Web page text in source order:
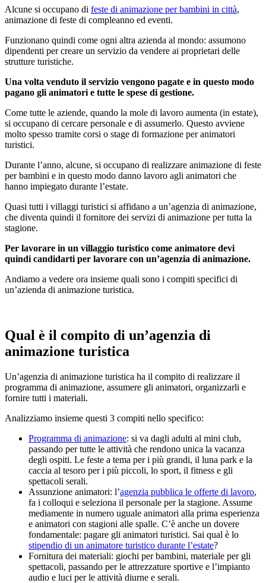
Alcune si occupano di feste di animazione per bambini in città,
animazione di feste di compleanno ed eventi.
Funzionano quindi come ogni altra azienda al mondo: assumono
dipendenti per creare un servizio da vendere ai proprietari delle
strutture turistiche.
Una volta venduto il servizio vengono pagate e in questo modo
pagano gli animatori e tutte le spese di gestione.
Come tutte le aziende, quando la mole di lavoro aumenta (in estate),
si occupano di cercare personale e di assumerlo. Questo avviene
molto spesso tramite corsi o stage di formazione per animatori
turistici.
Durante l’anno, alcune, si occupano di realizzare animazione di feste
per bambini e in questo modo danno lavoro agli animatori che
hanno impiegato durante l’estate.
Quasi tutti i villaggi turistici si affidano a un’agenzia di animazione,
che diventa quindi il fornitore dei servizi di animazione per tutta la
stagione.
Per lavorare in un villaggio turistico come animatore devi
quindi candidarti per lavorare con un’agenzia di animazione.
Andiamo a vedere ora insieme quali sono i compiti specifici di
un’azienda di animazione turistica.
Qual è il compito di un’agenzia di
animazione turistica
Un’agenzia di animazione turistica ha il compito di realizzare il
programma di animazione, assumere gli animatori, organizzarli e
fornire tutti i materiali.
Analizziamo insieme questi 3 compiti nello specifico:
Programma di animazione: si va dagli adulti al mini club,
passando per tutte le attività che rendono unica la vacanza
degli ospiti. Le feste a tema per i più grandi, il luna park e la
caccia al tesoro per i più piccoli, lo sport, il fitness e gli
spettacoli serali.
Assunzione animatori: l’agenzia pubblica le offerte di lavoro,
fa i colloqui e seleziona il personale per la stagione. Assume
mediamente in numero uguale animatori alla prima esperienza
e animatori con stagioni alle spalle. C’è anche un dovere
fondamentale: pagare gli animatori turistici. Sai qual è lo
stipendio di un animatore turistico durante l’estate?
Fornitura dei materiali: giochi per bambini, materiale per gli
spettacoli, passando per le attrezzature sportive e l’impianto
audio e luci per le attività diurne e serali.